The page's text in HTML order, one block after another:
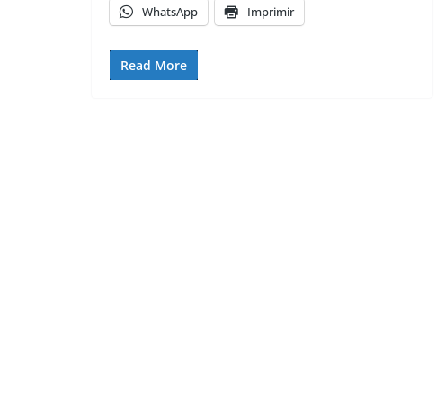
WhatsApp Imprimir
Read More